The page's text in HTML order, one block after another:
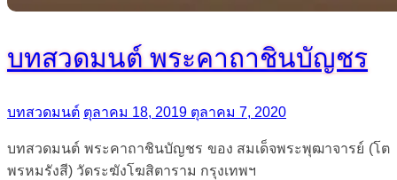
บทสวดมนต์ พระคาถาชินบัญชร
บทสวดมนต์ ตุลาคม 18, 2019 ตุลาคม 7, 2020
บทสวดมนต์ พระคาถาชินบัญชร ของ สมเด็จพระพุฒาจารย์ (โต
พรหมรังสี) วัดระฆังโฆสิตาราม กรุงเทพฯ